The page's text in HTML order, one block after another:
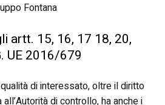
Fontana
artt. 15, 16, 17 18, 20,
UE 2016/679
di interessato, oltre il diritto
di controllo, ha anche i